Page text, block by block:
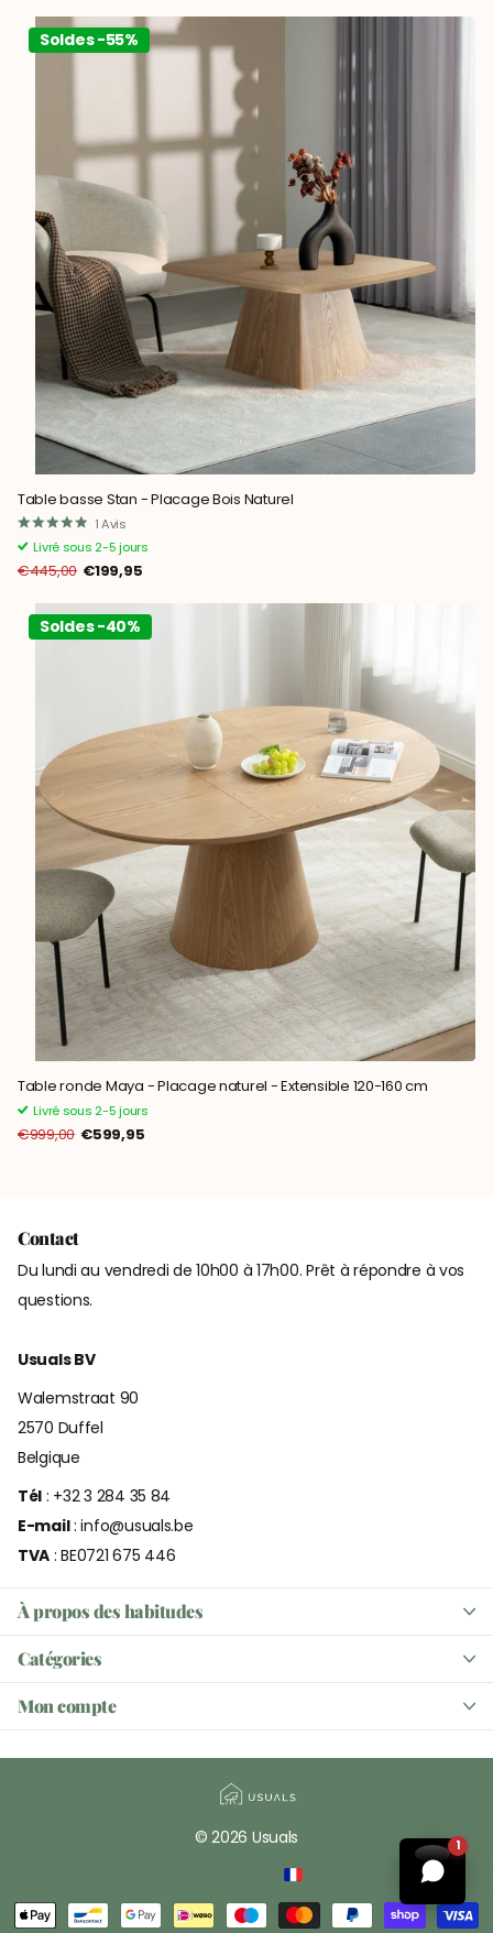
Soldes -55%
Table basse Stan - Placage Bois Naturel
1Avis
Livré sous 2-5 jours
€445,00 €199,95
Soldes -40%
Table ronde Maya - Placage naturel - Extensible 120-160 cm
Livré sous 2-5 jours
€999,00 €599,95
À propos des habitudes
Catégories
Mon compte
Contact
Du lundi au vendredi de 10h00 à 17h00. Prêt à répondre à vos
questions.
Usuals BV
Walemstraat 90
2570 Duffel
Belgique
Tél : +32 3 284 35 84
E-mail: info@usuals.be
TVA : BE0721 675 446
©2026 Usuals
1